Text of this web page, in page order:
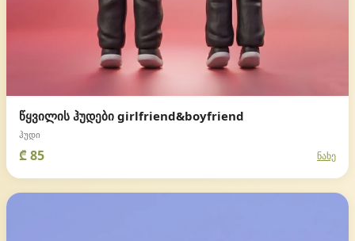
წყვილის ჰუდები girlfriend&boyfriend
ჰუდი
₾ 85 ნახე